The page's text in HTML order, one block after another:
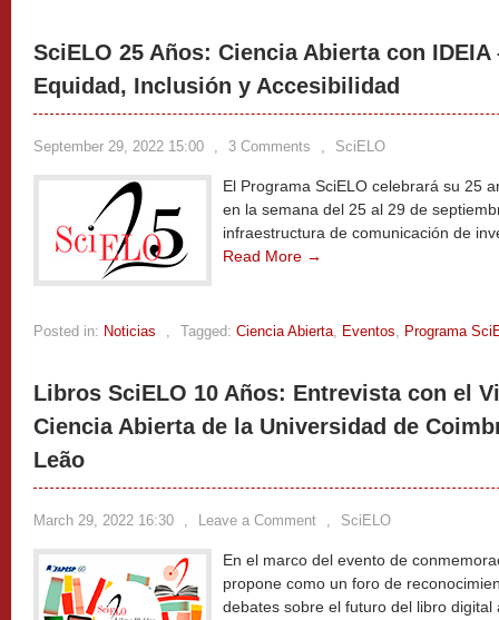
SciELO 25 Años: Ciencia Abierta con
Equidad, Inclusión y Accesibilidad
September 29, 2022 15:00 , 3 Comments , SciELO
El Programa SciELO celebrará su 25
en la semana del 25 al 29 de
infraestructura de comunicación de
Read More →
Posted in: Noticias , Tagged: Ciencia Abierta, Eventos, Programa
Libros SciELO 10 Años: Entrevista con el
Ciencia Abierta de la Universidad de
Leão
March 29, 2022 16:30 , Leave a Comment , SciELO
En el marco del evento de
propone como un foro de
debates sobre el futuro del libro